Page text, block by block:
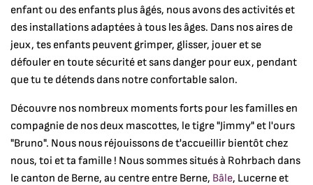
enfant ou des enfants plus âgés, nous avons des activités et
des installations adaptées à tous les âges. Dans nos aires de
jeux, tes enfants peuvent grimper, glisser, jouer et se
défouler en toute sécurité et sans danger pour eux, pendant
que tu te détends dans notre confortable salon.
Découvre nos nombreux moments forts pour les familles en
compagnie de nos deux mascottes, le tigre "Jimmy" et l'ours
"Bruno". Nous nous réjouissons de t'accueillir bientôt chez
nous, toi et ta famille ! Nous sommes situés à Rohrbach dans
le canton de Berne, au centre entre Berne, Bâle, Lucerne et